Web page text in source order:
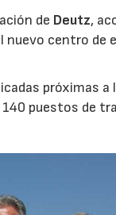
de Deutz,
nuevo centro de
próximas a
puestos de